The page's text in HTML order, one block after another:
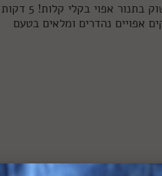
שיטה חדשה ומיוחדת להכין ארטישוק בתנור אפוי בקלי קלות! 5 דקות
אפויים נהדרים ומלאים בטעם